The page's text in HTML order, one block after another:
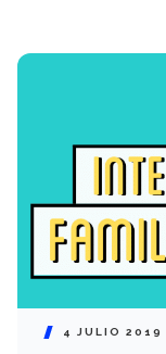
4 JULIO 2019